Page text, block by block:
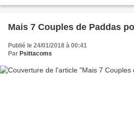
Mais 7 Couples de Paddas
Publié le 24/01/2018 à 00:41
Par Psittacoms